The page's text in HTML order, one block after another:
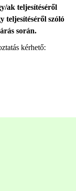
ak teljesítéséről
teljesítéséről szóló
során.
kérhető: